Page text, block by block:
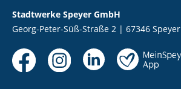
Stadtwerke Speyer GmbH
Georg-Peter-Süß-Straße 2 | 67346 Speyer